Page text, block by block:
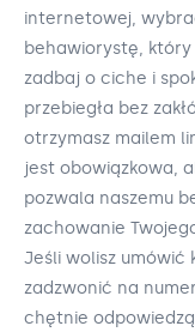
internetowej,
behawiorystę, który
zadbaj o ciche i
przebiegła bez
otrzymasz mailem
jest obowiązkowa,
pozwala naszemu
zachowanie
Jeśli wolisz
zadzwonić na
chętnie